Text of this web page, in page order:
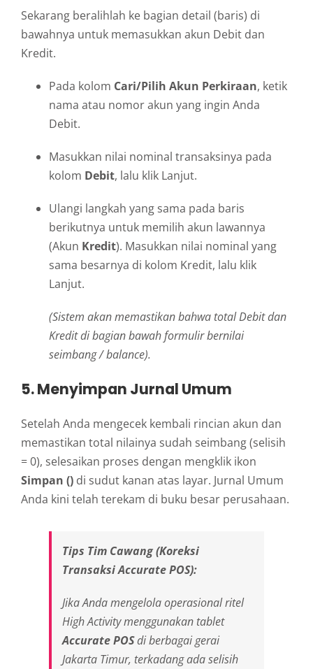
Sekarang beralihlah ke bagian detail (baris) di
bawahnya untuk memasukkan akun Debit dan
Kredit.
Pada kolom Cari/Pilih Akun Perkiraan, ketik
nama atau nomor akun yang ingin Anda
Debit.
Masukkan nilai nominal transaksinya pada
kolom Debit, lalu klik Lanjut.
Ulangi langkah yang sama pada baris
berikutnya untuk memilih akun lawannya
(Akun Kredit). Masukkan nilai nominal yang
sama besarnya di kolom Kredit, lalu klik
Lanjut.
(Sistem akan memastikan bahwa total Debit dan
Kredit di bagian bawah formulir bernilai
seimbang / balance).
5. Menyimpan Jurnal Umum
Setelah Anda mengecek kembali rincian akun dan
memastikan total nilainya sudah seimbang (selisih
= 0), selesaikan proses dengan mengklik ikon
Simpan () di sudut kanan atas layar. Jurnal Umum
Anda kini telah terekam di buku besar perusahaan.
Tips Tim Cawang (Koreksi
Transaksi Accurate POS):
Jika Anda mengelola operasional ritel
High Activitymenggunakan tablet
Accurate POSdi berbagai gerai
Jakarta Timur, terkadang ada selisih